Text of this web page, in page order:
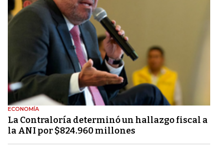
ECONOMÍA
La Contraloría determinó un hallazgo fiscal a
la ANI por $824.960 millones